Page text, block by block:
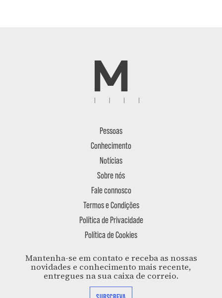
Pessoas
Conhecimento
Notícias
Sobre nós
Fale connosco
Termos e Condições
Política de Privacidade
Política de Cookies
Mantenha-se em contato e receba as nossas
novidades e conhecimento mais recente,
entregues na sua caixa de correio.